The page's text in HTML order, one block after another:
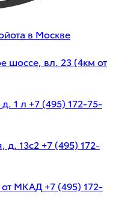
в Москве
шоссе, вл. 23 (4км от
1 л +7 (495) 172-75-
д. 13с2 +7 (495) 172-
от МКАД +7 (495) 172-